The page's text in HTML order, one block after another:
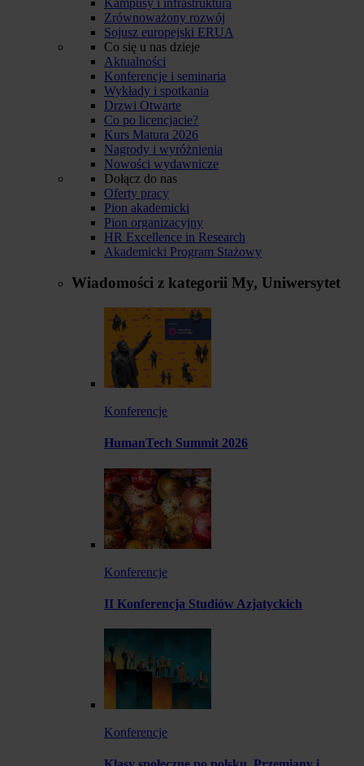
Zrównoważony rozwój
Sojusz europejski ERUA
Co się u nas dzieje
Aktualności
Konferencje i seminaria
Wykłady i spotkania
Drzwi Otwarte
Co po licencjacie?
Kurs Matura 2026
Nagrody i wyróżnienia
Nowości wydawnicze
Dołącz do nas
Oferty pracy
Pion akademicki
Pion organizacyjny
HR Excellence in Research
Akademicki Program Stażowy
Wiadomości z kategorii My, Uniwersytet
Konferencje
HumanTech Summit 2026
Konferencje
II Konferencja Studiów Azjatyckich
Konferencje